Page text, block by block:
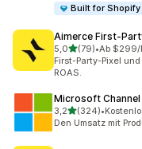
Built for Shopify
Aimerce
5,0von 5 Sternen
(79)
79 Rezensionen
•Ab $299/
First-Party-Pixel
ROAS.
Microsoft Channel
3,2von 5 Sternen
(324)
324 Rezensionen
•
Den Umsatz mit